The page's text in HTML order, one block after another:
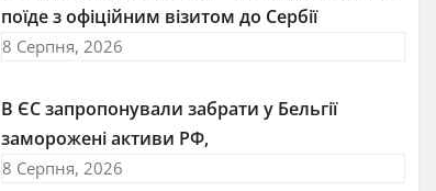
поїде з офіційним візитом до Сербії
8 Серпня, 2026
В ЄС запропонували забрати у Бельгії
заморожені активи РФ,
8 Серпня, 2026